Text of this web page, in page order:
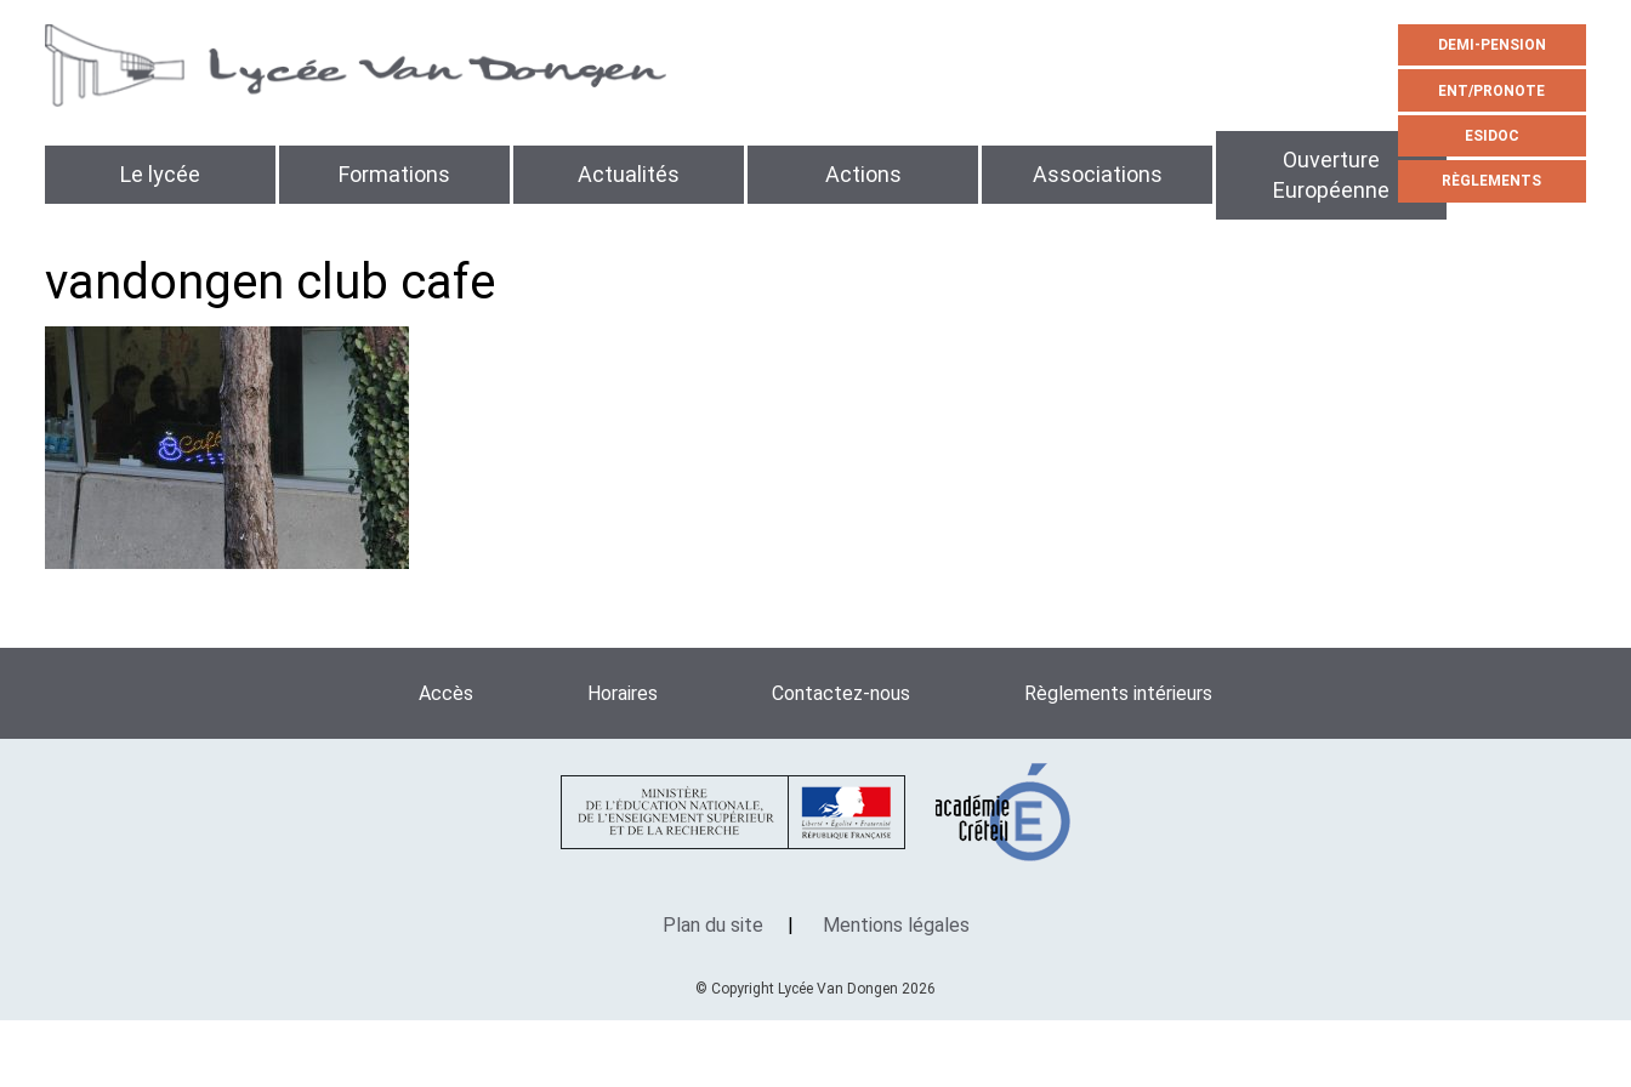
Le lycée Formations Actualités Actions Associations
Ouverture
Européenne
DEMI-PENSION
ENT/PRONOTE
ESIDOC
RÈGLEMENTS
vandongen club cafe
Accès Horaires Contactez-nous Règlements intérieurs
Plan du site Mentions légales
© Copyright Lycée Van Dongen 2026